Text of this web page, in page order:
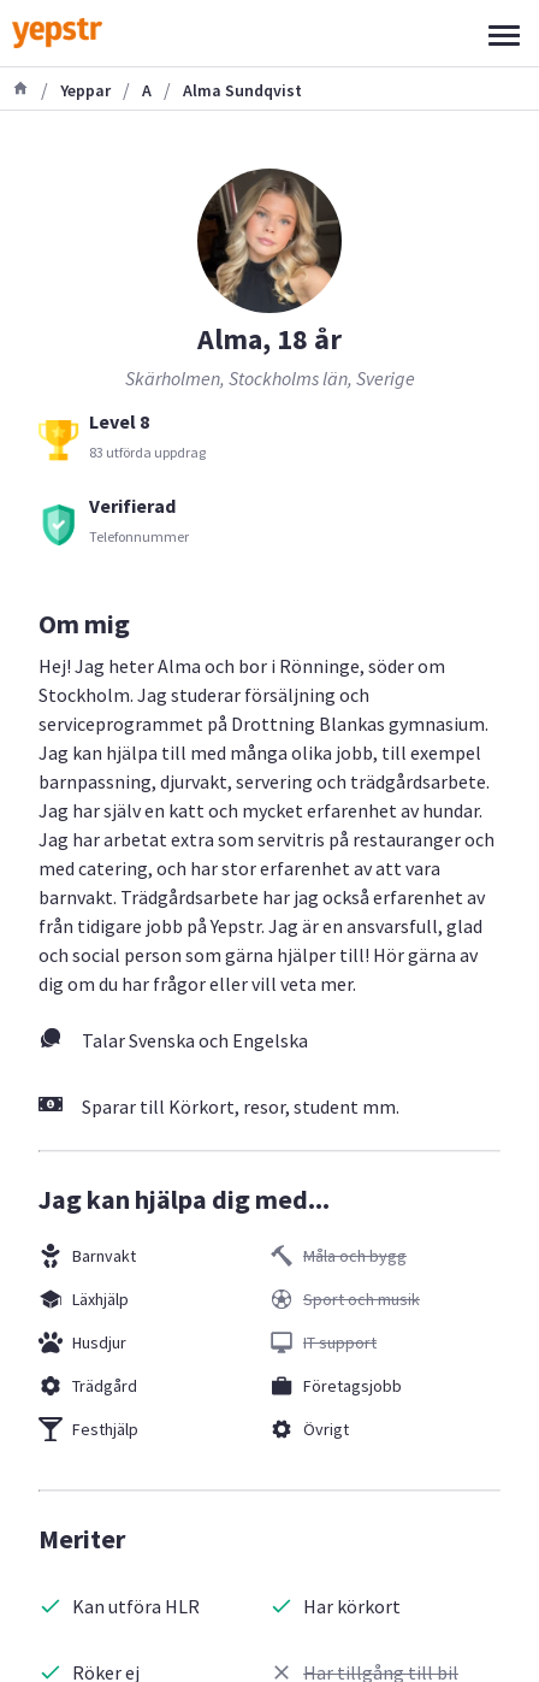
/ Yeppar / A / Alma Sundqvist
Alma, 18 år
Skärholmen, Stockholms län, Sverige
Level 8
83 utförda uppdrag
Verifierad
Telefonnummer
Om mig
Hej! Jag heter Alma och bor i Rönninge, söder om
Stockholm. Jag studerar försäljning och
serviceprogrammet på Drottning Blankas gymnasium.
Jag kan hjälpa till med många olika jobb, till exempel
barnpassning, djurvakt, servering och trädgårdsarbete.
Jag har själv en katt och mycket erfarenhet av hundar.
Jag har arbetat extra som servitris på restauranger och
med catering, och har stor erfarenhet av att vara
barnvakt. Trädgårdsarbete har jag också erfarenhet av
från tidigare jobb på Yepstr. Jag är en ansvarsfull, glad
och social person som gärna hjälper till! Hör gärna av
dig om du har frågor eller vill veta mer.
Talar Svenska och Engelska
Sparar till Körkort, resor, student mm.
Jag kan hjälpa dig med...
Barnvakt
Läxhjälp
Husdjur
Trädgård
Festhjälp
Måla och bygg
Sport och musik
IT support
Företagsjobb
Övrigt
Meriter
Kan utföra HLR
Röker ej
Har körkort
Har tillgång till bil